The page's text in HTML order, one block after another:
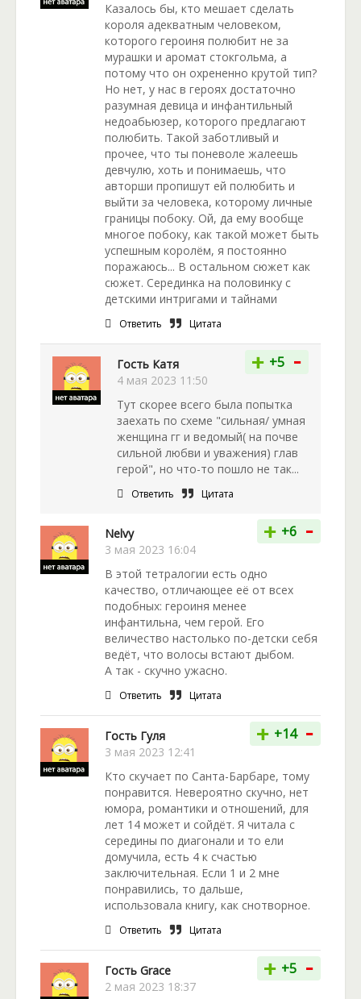
Казалось бы, кто мешает сделать
короля адекватным человеком,
которого героиня полюбит не за
мурашки и аромат стокгольма, а
потому что он охрененно крутой тип?
Но нет, у нас в героях достаточно
разумная девица и инфантильный
недоабьюзер, которого предлагают
полюбить. Такой заботливый и
прочее, что ты поневоле жалеешь
девчулю, хоть и понимаешь, что
авторши пропишут ей полюбить и
выйти за человека, которому личные
границы побоку. Ой, да ему вообще
многое побоку, как такой может быть
успешным королём, я постоянно
поражаюсь... В остальном сюжет как
сюжет. Серединка на половинку с
детскими интригами и тайнами
Ответить Цитата
Гость Катя
4 мая 2023 11:50
+ +5 -
Тут скорее всего была попытка
заехать по схеме "сильная/ умная
женщина гг и ведомый( на почве
сильной любви и уважения) глав
герой", но что-то пошло не так...
Ответить Цитата
Nelvy
3 мая 2023 16:04
+ +6 -
В этой тетралогии есть одно
качество, отличающее её от всех
подобных: героиня менее
инфантильна, чем герой. Его
величество настолько по-детски себя
ведёт, что волосы встают дыбом.
А так - скучно ужасно.
Ответить Цитата
Гость Гуля
3 мая 2023 12:41
+ +14 -
Кто скучает по Санта-Барбаре, тому
понравится. Невероятно скучно, нет
юмора, романтики и отношений, для
лет 14 может и сойдёт. Я читала с
середины по диагонали и то ели
домучила, есть 4 к счастью
заключительная. Если 1 и 2 мне
понравились, то дальше,
использовала книгу, как снотворное.
Ответить Цитата
Гость Grace
2 мая 2023 18:37
+ +5 -